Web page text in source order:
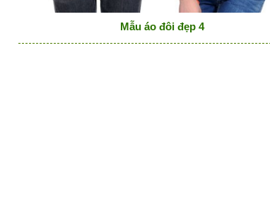
Mẫu áo đôi đẹp 4